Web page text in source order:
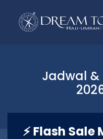
Jadwal &
⚡ Flash Sale